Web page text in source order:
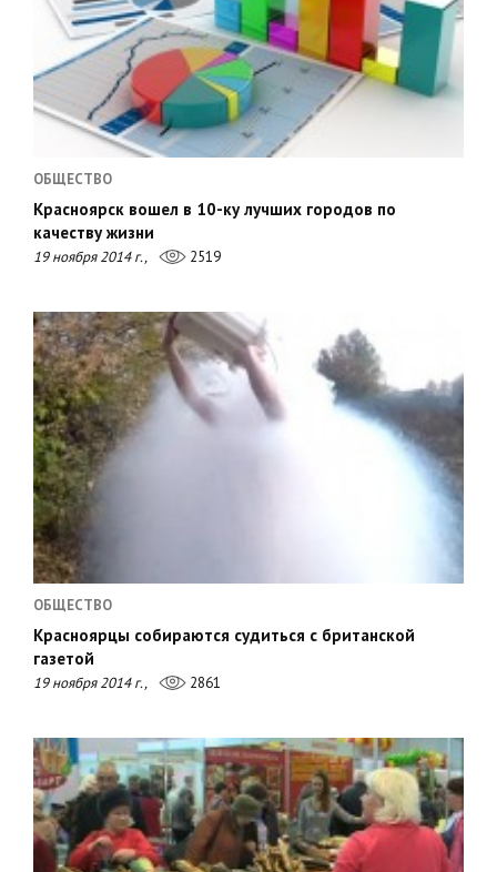
ОБЩЕСТВО
Красноярск вошел в 10-ку лучших городов по
качеству жизни
19 ноября 2014 г., 2519
ОБЩЕСТВО
Красноярцы собираются судиться с британской
газетой
19 ноября 2014 г., 2861